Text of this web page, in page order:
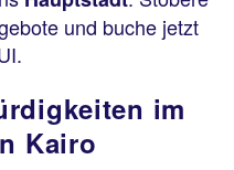
und buche jetzt
im
Kairo